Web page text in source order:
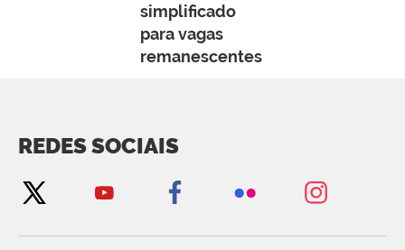
simplificado
para vagas
remanescentes
REDES SOCIAIS